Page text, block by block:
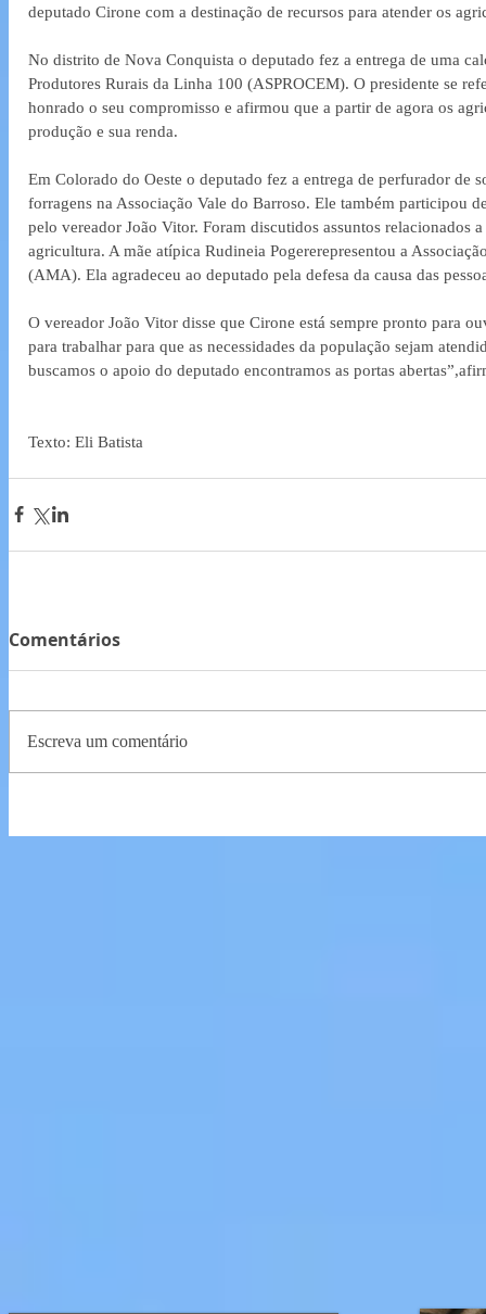
deputado Cirone com a destinação de recursos para atender os
No distrito de Nova Conquista o deputado fez a entrega de uma
Produtores Rurais da Linha 100 (ASPROCEM). O presidente se
honrado o seu compromisso e afirmou que a partir de agora os
produção e sua renda.
Em Colorado do Oeste o deputado fez a entrega de perfurador de
forragens na Associação Vale do Barroso. Ele também participou
pelo vereador João Vitor. Foram discutidos assuntos relacionados
agricultura. A mãe atípica Rudineia Pogererepresentou a
(AMA). Ela agradeceu ao deputado pela defesa da causa das
O vereador João Vitor disse que Cirone está sempre pronto para
para trabalhar para que as necessidades da população sejam
buscamos o apoio do deputado encontramos as portas
Texto: Eli Batista
Comentários
Escreva um comentário